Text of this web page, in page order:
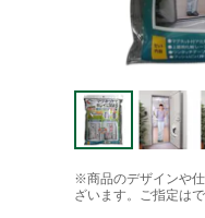
※商品のデザインや
ざいます。ご指定は